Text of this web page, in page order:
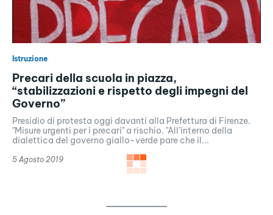
Istruzione
Precari della scuola in piazza,
“stabilizzazioni e rispetto degli impegni del
Governo”
Presidio di protesta oggi davanti alla Prefettura di Firenze.
"Misure urgenti per i precari" a rischio. "All’interno della
dialettica del governo giallo-verde pare che il...
5 Agosto 2019